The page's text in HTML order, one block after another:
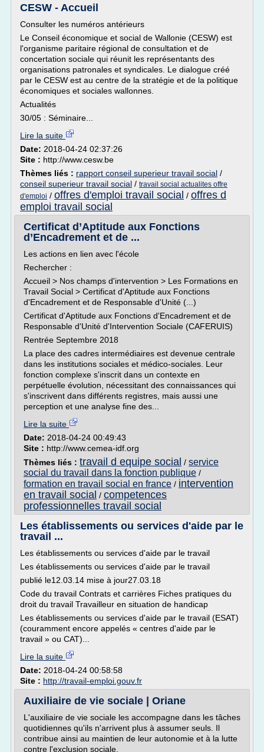
CESW - Accueil
Consulter les numéros antérieurs
Le Conseil économique et social de Wallonie (CESW) est
l'organisme paritaire régional de consultation et de
concertation sociale qui réunit les représentants des
organisations patronales et syndicales. Le dialogue créé
par le CESW est au centre de la stratégie et de la politique
économiques et sociales wallonnes.
Actualités
30/05 : Séminaire...
Lire la suite
Date: 2018-04-24 02:37:26
Site : http://www.cesw.be
Thèmes liés : rapport conseil superieur travail social /
conseil superieur travail social / travail social actualites offre
d'emploi / offres d'emploi travail social / offres d
emploi travail social
Certificat d’Aptitude aux Fonctions
d’Encadrement et de ...
Les actions en lien avec l'école
Rechercher :
Accueil > Nos champs d'intervention > Les Formations en
Travail Social > Certificat d'Aptitude aux Fonctions
d'Encadrement et de Responsable d'Unité (...)
Certificat d'Aptitude aux Fonctions d'Encadrement et de
Responsable d'Unité d'Intervention Sociale (CAFERUIS)
Rentrée Septembre 2018
La place des cadres intermédiaires est devenue centrale
dans les institutions sociales et médico-sociales. Leur
fonction complexe s'inscrit dans un contexte en
perpétuelle évolution, nécessitant des connaissances qui
s'inscrivent dans différents registres, mais aussi une
perception et une analyse fine des...
Lire la suite
Date: 2018-04-24 00:49:43
Site : http://www.cemea-idf.org
Thèmes liés : travail d equipe social / service
social du travail dans la fonction publique /
formation en travail social en france / intervention
en travail social / competences
professionnelles travail social
Les établissements ou services d'aide par le
travail ...
Les établissements ou services d'aide par le travail
Les établissements ou services d'aide par le travail
publié le12.03.14 mise à jour27.03.18
Code du travail Contrats et carrières Fiches pratiques du
droit du travail Travailleur en situation de handicap
Les établissements ou services d'aide par le travail (ESAT)
(couramment encore appelés « centres d'aide par le
travail » ou CAT)...
Lire la suite
Date: 2018-04-24 00:58:58
Site : http://travail-emploi.gouv.fr
Auxiliaire de vie sociale | Oriane
L'auxiliaire de vie sociale les accompagne dans les tâches
quotidiennes qu'ils n'arrivent plus à assumer seuls. Il
contribue ainsi au maintien de leur autonomie et à la lutte
contre l'exclusion sociale.